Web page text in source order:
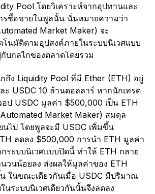
Pool โดยวิเคราะห์จากอุปทานและ
ซื้อขายในพูลนั้น นั่นหมายความว่า
Market Maker) จะ
โนมัติตามอุปสงค์ภายในระบบนิเวศแบบ
บกลไกของตลาดโดยรวม
ถึง Liquidity Pool ที่มี Ether (ETH) อยู่
ะ USDC 10 ล้านดอลลาร์ หากนักเทรด
ป USDC มูลค่า $500,000 เป็น ETH
Market Maker) สมดุล
นไป โดยพูลจะมี USDC เพิ่มขึ้น
ลดลง $500,000 การนำ ETH มูลค่า
ระบบนิเวศแบบปิดนี้ ทำให้ ETH กลาย
วนน้อยลง ส่งผลให้มูลค่าของ ETH
ในขณะเดียวกันเมื่อ USDC มีปริมาณ
ระบบนิเวศเดียวกันนั้นจึงลดลง